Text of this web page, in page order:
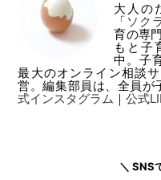
大人の
「 ソク
育の専
もと子
中。子
最大のオンライン相談
営。編集部員は、全員が
式インスタグラム ｜公式
＼ SNS